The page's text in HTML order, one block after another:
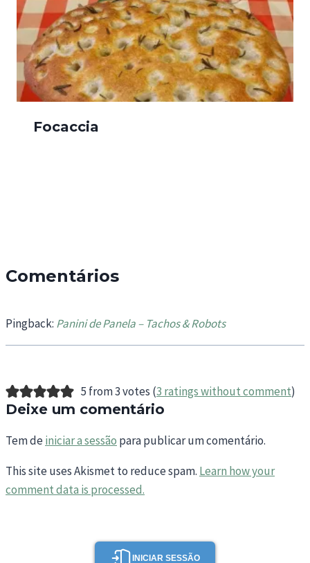
Focaccia
Comentários
Pingback: Panini de Panela – Tachos & Robots
5 from 3 votes (3 ratings without comment)
Deixe um comentário
Tem deiniciar a sessão para publicar um comentário.
This site uses Akismet to reduce spam. Learn how your
comment data is processed.
INICIAR SESSÃO